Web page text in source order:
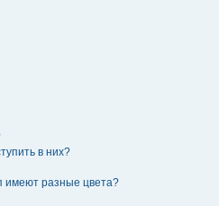
в них?
имеют разные цвета?